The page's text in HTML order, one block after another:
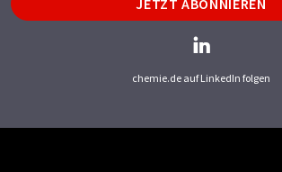
JETZT ABONNIEREN
chemie.de auf LinkedIn folgen